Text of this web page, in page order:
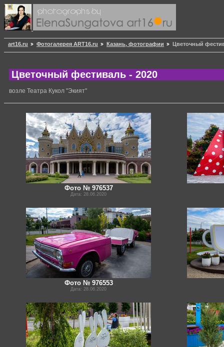
art16.ru Фотогалерея ART16.ru Казань, фотографии Цветочный
Цветочный фестиваль - 2020
возле Театра Кукол "Экият"
Фото № 976537
Дата: 28.06.2020
Фото № 976553
Дата: 28.06.2020